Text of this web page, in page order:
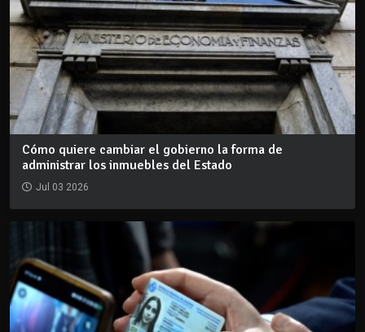
Cómo quiere cambiar el gobierno la forma de
administrar los inmuebles del Estado
Jul 03 2026